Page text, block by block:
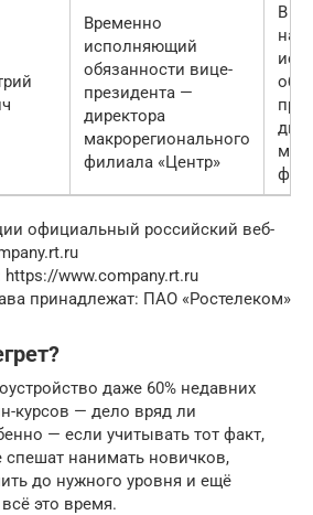
Временно
исполняющий
обязанности вице-
президента —
директора
макрорегионального
филиала «Центр»
В
официальный российский веб-
www.company.rt.ru
принадлежат: ПАО «Ростелеком»
даже 60% недавних
курсов — дело вряд ли
— если учитывать тот факт,
спешат нанимать новичков,
до нужного уровня и ещё
это время.